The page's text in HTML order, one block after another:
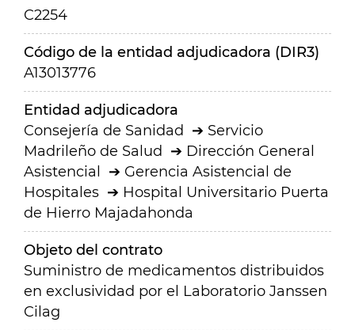
C2254
Código de la entidad adjudicadora (DIR3)
A13013776
Entidad adjudicadora
Consejería de Sanidad
Servicio
Madrileño de Salud
Dirección General
Asistencial
Gerencia Asistencial de
Hospitales
Hospital Universitario Puerta
de Hierro Majadahonda
Objeto del contrato
Suministro de medicamentos distribuidos
en exclusividad por el Laboratorio Janssen
Cilag